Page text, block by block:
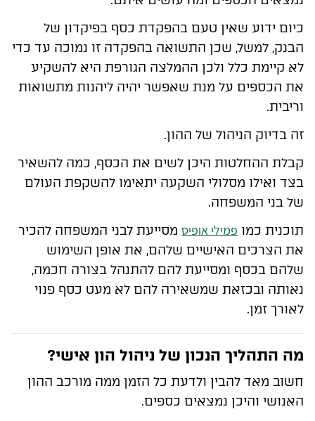
כיום ידוע שאין טעם בהפקדת כסף בפיקדון של
הבנק, למשל, שכן התשואה בהפקדה זו נמוכה עד כדי
לא קיימת כלל ולכן ההמלצה הגורפת היא להשקיע
את הכספים על מנת שאפשר יהיה ליהנות מתשואות
וריבית.
זה בדיוק הניהול של ההון.
קבלת ההחלטות היכן לשים את הכסף, כמה להשאיר
בצד ואילו מסלולי השקעה יתאימו להשקפת העולם
של בני המשפחה.
תוכנית כמו פמילי אופיס מסייעת לבני המשפחה להכיר
את הצרכים האישיים שלהם, את אופן השימוש
שלהם בכסף ומסייעת להם להתנהל בצורה חכמה,
נאותה ובכזאת שמשאירה להם לא מעט כסף פנוי
לאורך זמן.
מה התהליך הנכון של ניהול הון אישי?
חשוב מאד להבין ולדעת כל הזמן ממה מורכב ההון
האנושי והיכן נמצאים כספים.